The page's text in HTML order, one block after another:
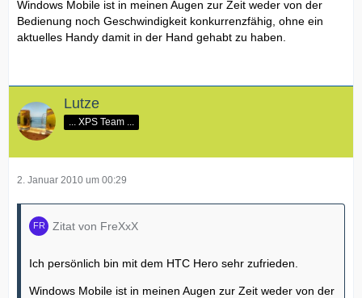
Windows Mobile ist in meinen Augen zur Zeit weder von der
Bedienung noch Geschwindigkeit konkurrenzfähig, ohne ein
aktuelles Handy damit in der Hand gehabt zu haben.
Lutze
... XPS Team ...
2. Januar 2010 um 00:29
Zitat von FreXxX
Ich persönlich bin mit dem HTC Hero sehr zufrieden.
Windows Mobile ist in meinen Augen zur Zeit weder von der